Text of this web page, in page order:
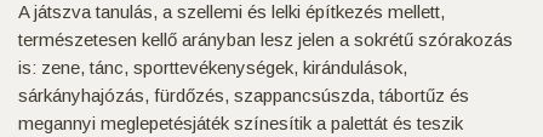
A játszva tanulás, a szellemi és lelki építkezés mellett,
természetesen kellő arányban lesz jelen a sokrétű szórakozás
is: zene, tánc, sporttevékenységek, kirándulások,
sárkányhajózás, fürdőzés, szappancsúszda, tábortűz és
megannyi meglepetésjáték színesítik a palettát és teszik